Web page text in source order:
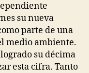
su nueva
parte de una
medio ambiente.
su décima
esta cifra. Tanto